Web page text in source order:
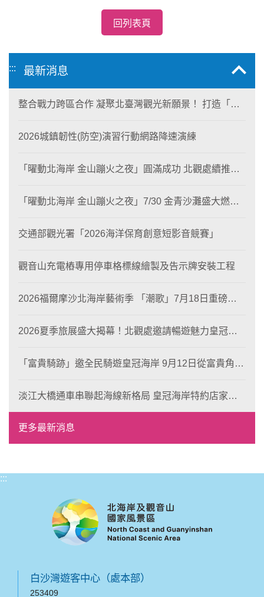
回列表頁
::: 最新消息
整合戰力跨區合作 凝聚北臺灣觀光新願景！ 打造「生
2026城鎮韌性(防空)演習行動網路降速演練
「曜動北海岸 金山蹦火之夜」圓滿成功 北觀處續推照
「曜動北海岸 金山蹦火之夜」7/30 金青沙灘盛大燃
交通部觀光署「2026海洋保育創意短影音競賽」
觀音山充電樁專用停車格標線繪製及告示牌安裝工程
2026福爾摩沙北海岸藝術季 「潮歌」7月18日重磅登
2026夏季旅展盛大揭幕！北觀處邀請暢遊魅力皇冠海
「富貴騎跡」邀全民騎遊皇冠海岸 9月12日從富貴角出
淡江大橋通車串聯起海線新格局 皇冠海岸特約店家、
風格形塑即日起開放報名
更多最新消息
:::
白沙灣遊客中心（處本部）
253409